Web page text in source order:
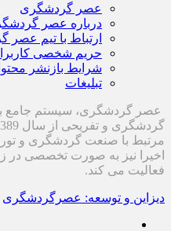
عصر گردشگری
درباره عصر
ارتباط با تیم
حریم شخصی
شرایط بازنشر محتوا
تبلیغات
عصر گردشگری، سیستم جامع
مرتبط با صنعت گردشگری و
اخیرا نیز به صورت تخصصی در
فعالیت می کند.
دیزاین و توسعه: عصرگردشگری